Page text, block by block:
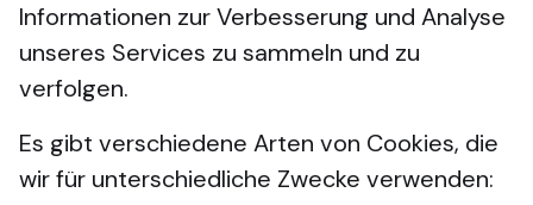
Informationen zur Verbesserung und Analyse
unseres Services zu sammeln und zu
verfolgen.
Es gibt verschiedene Arten von Cookies, die
wir für unterschiedliche Zwecke verwenden: